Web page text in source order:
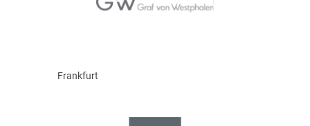
Frankfurt